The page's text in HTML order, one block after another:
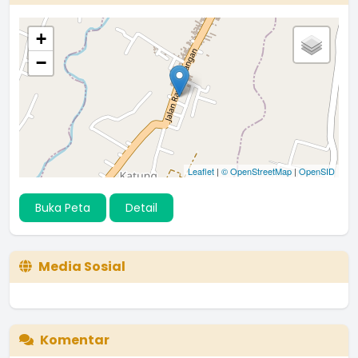
+
−
Leaflet | © OpenStreetMap | OpenSID
Buka Peta Detail
Media Sosial
Komentar